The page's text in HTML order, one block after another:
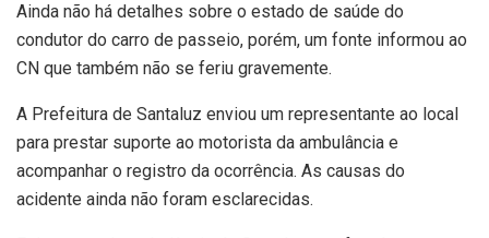
Ainda não há detalhes sobre o estado de saúde do
condutor do carro de passeio, porém, um fonte informou ao
CN que também não se feriu gravemente.
A Prefeitura de Santaluz enviou um representante ao local
para prestar suporte ao motorista da ambulância e
acompanhar o registro da ocorrência. As causas do
acidente ainda não foram esclarecidas.